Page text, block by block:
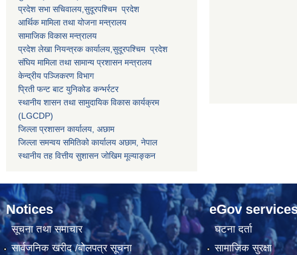
प्रदेश सभा सचिवालय, सुदूरपश्चिम प्रदेश
आर्थिक मामिला तथा योजना मन्त्रालय
सामाजिक विकास मन्त्रालय
प्रदेश लेखा नियन्त्रक कार्यालय, सुदूरपश्चिम प्रदेश
संघिय मामिला तथा सामान्य प्रशासन मन्त्रालय
केन्द्रीय पञ्जिकरण विभाग
प्रिती फन्ट बाट युनिकोड कन्भर्रटर
स्थानीय शासन तथा सामुदायिक विकास कार्यक्रम
(LGCDP)
जिल्ला प्रशासन कार्यालय, अछाम
जिल्ला समन्वय समितिको कार्यालय अछाम, नेपाल
स्थानीय तह वित्तीय सुशासन जोखिम मूल्याङ्कन
Notices
सूचना तथा समाचार
सार्वजनिक खरीद /बोलपत्र सूचना
eGov
घटना दर्ता
सामाजिक सुरक्षा